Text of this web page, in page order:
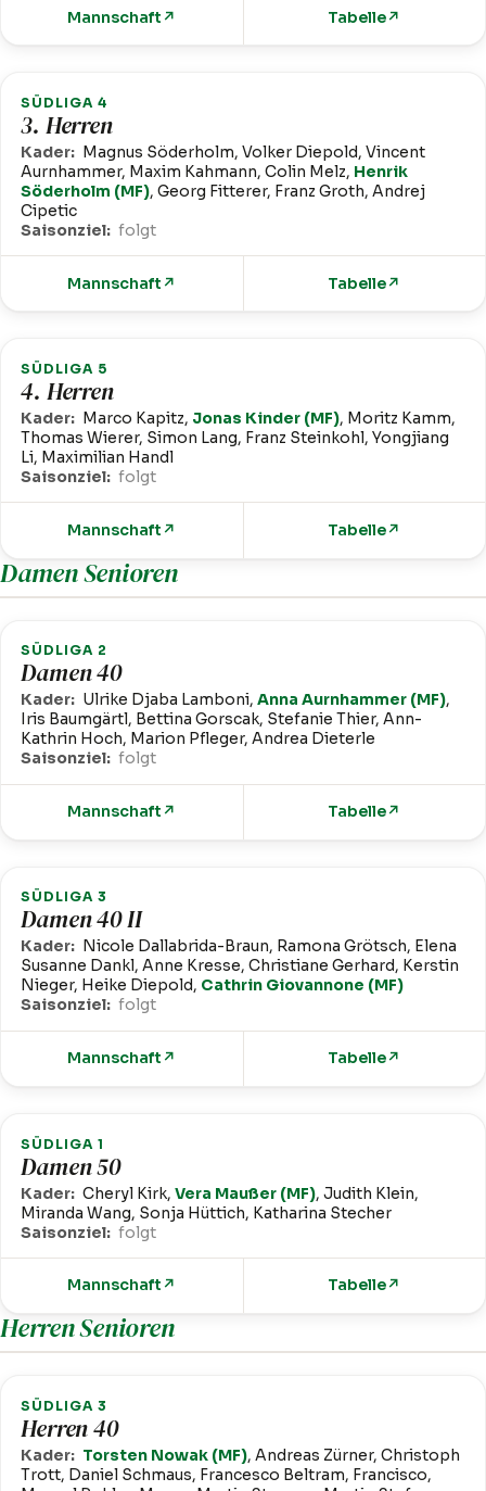
Mannschaft ↗ Tabelle↗
SÜDLIGA 4
3. Herren
Kader: Magnus Söderholm, Volker Diepold, Vincent
Aurnhammer, Maxim Kahmann, Colin Melz, Henrik
Söderholm (MF), Georg Fitterer, Franz Groth, Andrej
Cipetic
Saisonziel: folgt
Mannschaft ↗ Tabelle↗
SÜDLIGA 5
4. Herren
Kader: Marco Kapitz, Jonas Kinder (MF), Moritz Kamm,
Thomas Wierer, Simon Lang, Franz Steinkohl, Yongjiang
Li, Maximilian Handl
Saisonziel: folgt
Mannschaft ↗ Tabelle↗
Damen Senioren
SÜDLIGA 2
Damen 40
Kader: Ulrike Djaba Lamboni,Anna Aurnhammer (MF),
Iris Baumgärtl, Bettina Gorscak, Stefanie Thier, Ann-
Kathrin Hoch, Marion Pfleger, Andrea Dieterle
Saisonziel: folgt
Mannschaft ↗ Tabelle↗
SÜDLIGA 3
Damen 40 II
Kader: Nicole Dallabrida-Braun, Ramona Grötsch, Elena
Susanne Dankl, Anne Kresse, Christiane Gerhard, Kerstin
Nieger, Heike Diepold, Cathrin Giovannone (MF)
Saisonziel: folgt
Mannschaft ↗ Tabelle↗
SÜDLIGA 1
Damen 50
Kader: Cheryl Kirk,Vera Maußer (MF), Judith Klein,
Miranda Wang, Sonja Hüttich, Katharina Stecher
Saisonziel: folgt
Mannschaft ↗ Tabelle↗
Herren Senioren
SÜDLIGA 3
Herren 40
Kader: Torsten Nowak (MF), Andreas Zürner, Christoph
Trott, Daniel Schmaus, Francesco Beltram, Francisco,